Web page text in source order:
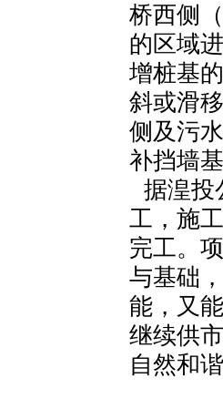
桥西侧
的区域
增桩基
斜或滑
侧及污
补挡墙
据湟投
工，施
完工。
与基础
能，又
继续供
自然和